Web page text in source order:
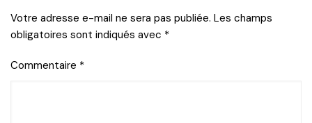
Votre adresse e-mail ne sera pas publiée. Les champs
obligatoires sont indiqués avec *
Commentaire *